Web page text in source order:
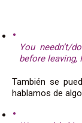
You needn’t/
before leaving,
También se
hablamos de